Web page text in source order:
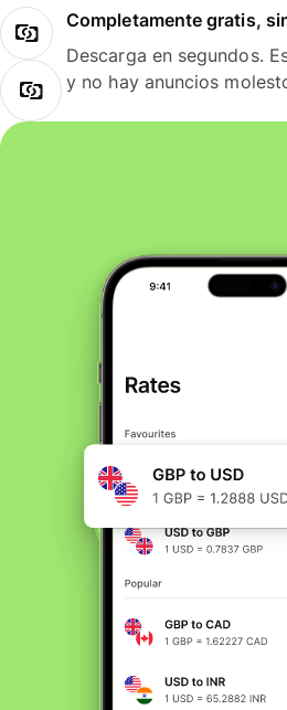
Completamente gratis,
Descarga en segundos.
y no hay anuncios